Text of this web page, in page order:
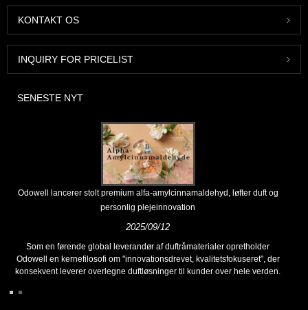
KONTAKT OS
INQUIRY FOR PRICELIST
SENESTE NYT
Odowell lancerer stolt premium alfa-amylcinnamaldehyd, løfter duft og
personlig plejeinnovation
2025/09/12
Som en førende global leverandør af duftråmaterialer opretholder
Odowell en kernefilosofi om "innovationsdrevet, kvalitetsfokuseret", der
konsekvent leverer overlegne duftløsninger til kunder over hele verden.